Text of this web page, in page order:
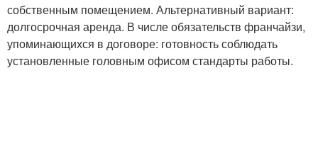
собственным помещением. Альтернативный вариант:
долгосрочная аренда. В числе обязательств франчайзи,
упоминающихся в договоре: готовность соблюдать
установленные головным офисом стандарты работы.